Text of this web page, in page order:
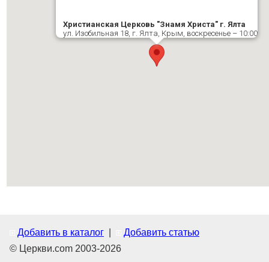
Христианская Церковь "Знамя Христа" г. Ялта
ул. Изобильная 18, г. Ялта, Крым, воскресенье – 10:00
Добавить в каталог
Добавить статью
© Церкви.com 2003-2026